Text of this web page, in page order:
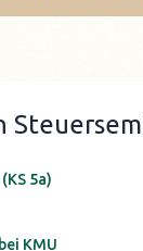
5a)
KMU